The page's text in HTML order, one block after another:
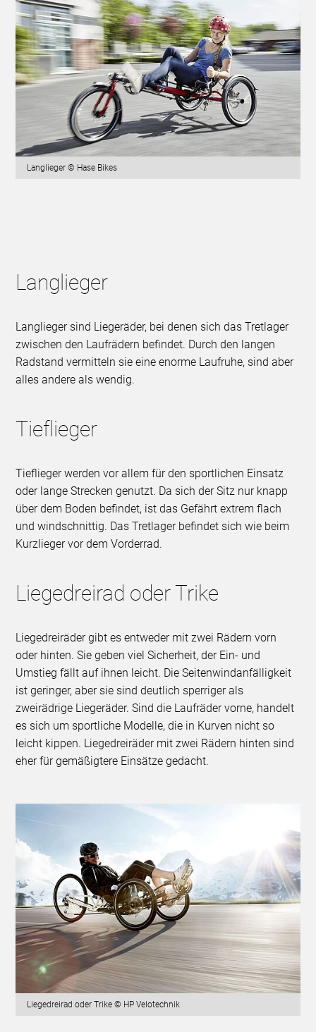
Langlieger © Hase Bikes
Langlieger
Langlieger sind Liegeräder, bei denen sich das Tretlager
zwischen den Laufrädern befindet. Durch den langen
Radstand vermitteln sie eine enorme Laufruhe, sind aber
alles andere als wendig.
Tieflieger
Tieflieger werden vor allem für den sportlichen Einsatz
oder lange Strecken genutzt. Da sich der Sitz nur knapp
über dem Boden befindet, ist das Gefährt extrem flach
und windschnittig. Das Tretlager befindet sich wie beim
Kurzlieger vor dem Vorderrad.
Liegedreirad oder Trike
Liegedreiräder gibt es entweder mit zwei Rädern vorn
oder hinten. Sie geben viel Sicherheit, der Ein- und
Umstieg fällt auf ihnen leicht. Die Seitenwindanfälligkeit
ist geringer, aber sie sind deutlich sperriger als
zweirädrige Liegeräder. Sind die Laufräder vorne, handelt
es sich um sportliche Modelle, die in Kurven nicht so
leicht kippen. Liegedreiräder mit zwei Rädern hinten sind
eher für gemäßigtere Einsätze gedacht.
Liegedreirad oder Trike © HP Velotechnik